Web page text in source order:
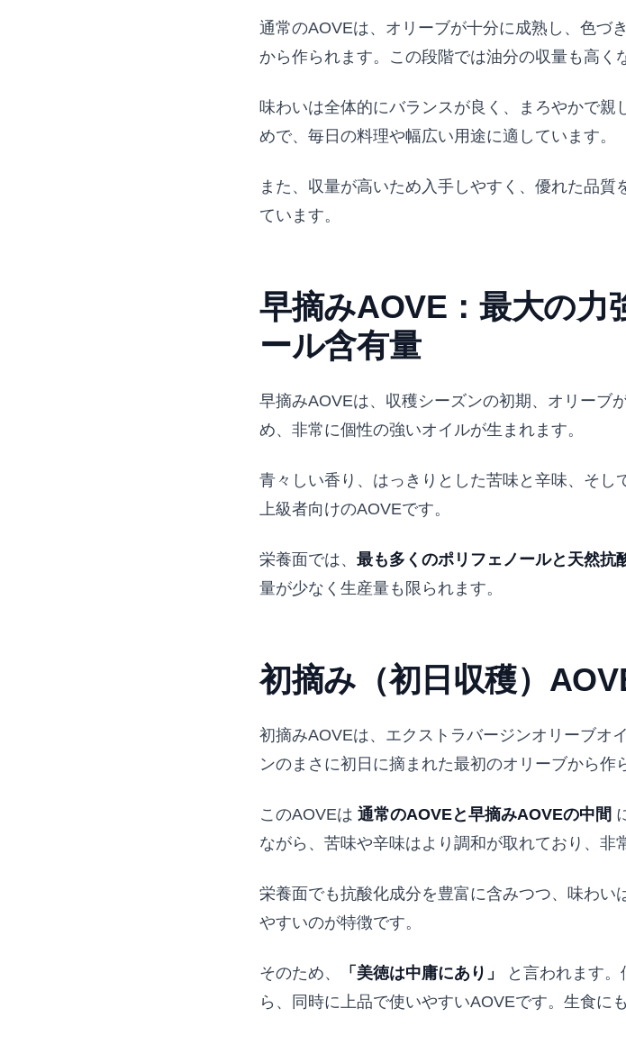
通常のAOVEは、オリーブが十分に成熟し、色づ
から作られます。この段階では油分の収量も高く
味わいは全体的にバランスが良く、まろやかで親
めで、毎日の料理や幅広い用途に適しています。
また、収量が高いため入手しやすく、優れた品
ています。
早摘みAOVE：最大の力
ール含有量
早摘みAOVEは、収穫シーズンの初期、オリーブ
め、非常に個性の強いオイルが生まれます。
青々しい香り、はっきりとした苦味と辛味、そ
上級者向けのAOVEです。
栄養面では、 最も多くのポリフェノールと天然抗
量が少なく生産量も限られます。
初摘み（初日収穫）
初摘みAOVEは、エクストラバージンオリーブオ
ンのまさに初日に摘まれた最初のオリーブから作
このAOVEは 通常のAOVEと早摘みAOVEの中間
ながら、苦味や辛味はより調和が取れており、非
栄養面でも抗酸化成分を豊富に含みつつ、味わ
やすいのが特徴です。
そのため、 「美徳は中庸にあり」
と言われます
ら、同時に上品で使いやすいAOVEです。生食に